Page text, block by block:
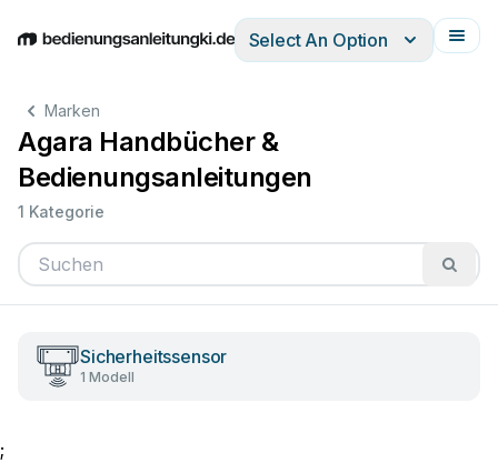
EnglishDeutschEspañolItalianoFrançais
Select An Option
Marken
Agara Handbücher &
Bedienungsanleitungen
1 Kategorie
Sicherheitssensor
1 Modell
;